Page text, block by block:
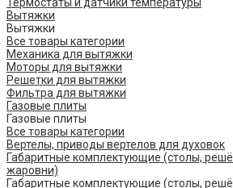
Вытяжки
Вытяжки
Все товары категории
Механика для вытяжки
Моторы для вытяжки
Решетки для вытяжки
Фильтра для вытяжки
Газовые плиты
Газовые плиты
Все товары категории
Вертелы, приводы вертелов для духовок
Габаритные комплектующие (столы,
жаровни)
Габаритные комплектующие (столы,